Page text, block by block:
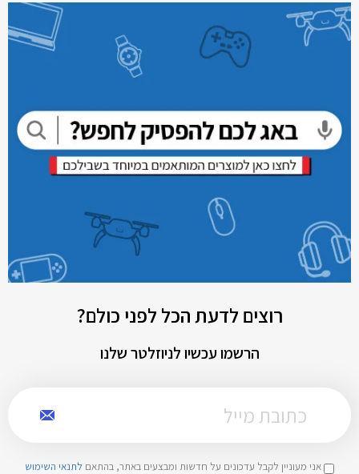
רוצים לדעת הכל לפני כולם?
הרשמו עכשיו לניוזלטר שלנו
אני מעוניין לקבל עדכונים על חדשות ומבצעים באתר, בהתאם לתנאי השימוש